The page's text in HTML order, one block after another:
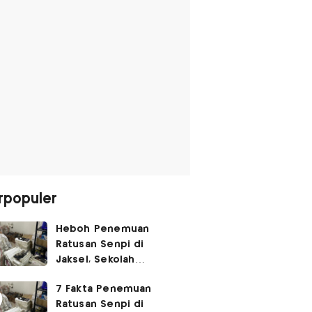
Heboh Penemuan
Ratusan Senpi di
Jaksel, Sekolah
Kegiatan Eskul
Menembak
7 Fakta Penemuan
Ratusan Senpi di